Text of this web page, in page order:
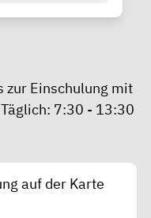
zur Einschulung mit
7:30 - 13:30
auf der Karte